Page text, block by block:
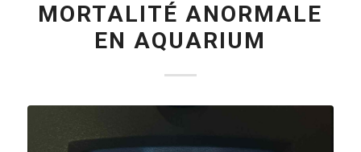
MORTALITÉ ANORMALE
EN AQUARIUM